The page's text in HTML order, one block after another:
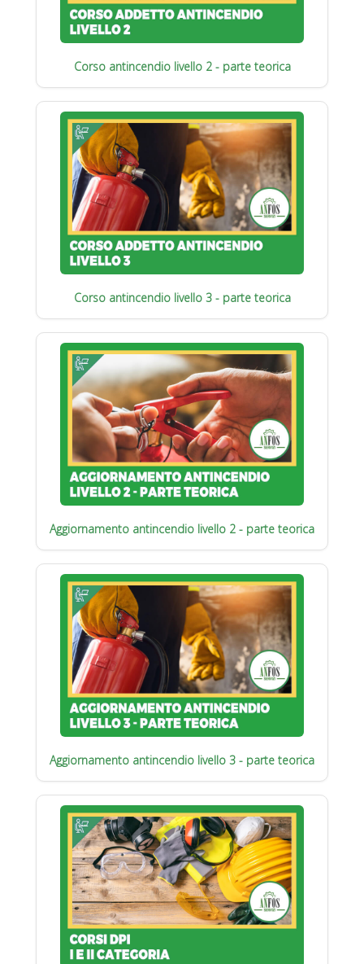
Corso antincendio livello 2 - parte teorica
Corso antincendio livello 3 - parte teorica
Aggiornamento antincendio livello 2 - parte teorica
Aggiornamento antincendio livello 3 - parte teorica